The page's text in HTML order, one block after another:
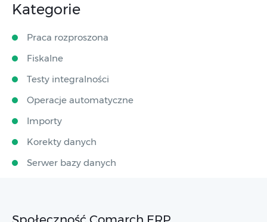
Kategorie
Praca rozproszona
Fiskalne
Testy integralności
Operacje automatyczne
Importy
Korekty danych
Serwer bazy danych